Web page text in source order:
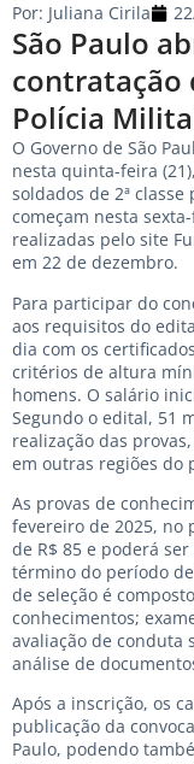
São Paulo
contratação
Polícia
Por: Juliana Cirila
O Governo de São
nesta quinta-feira
soldados de 2ª
começam nesta
realizadas pelo site
em 22 de dezembro.
Para participar do
aos requisitos do
dia com os
critérios de altura
homens. O salário
Segundo o edital, 51
realização das
em outras regiões do
As provas de
fevereiro de 2025, no
de R$ 85 e poderá
término do período
de seleção é
conhecimentos;
avaliação de conduta
análise de
Após a inscrição, os
publicação da
Paulo, podendo